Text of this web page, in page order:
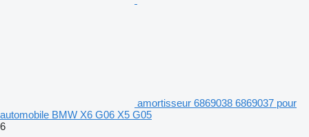
amortisseur 6869038 6869037 pour
automobile BMW X6 G06 X5 G05
6